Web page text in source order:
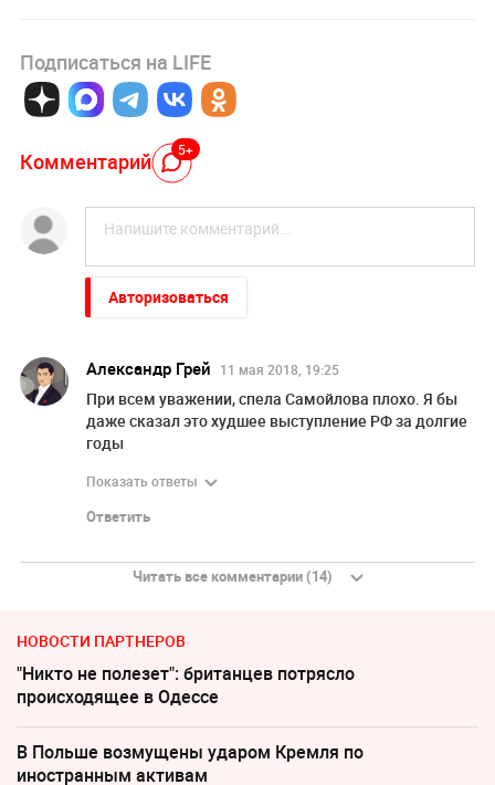
Подписаться на LIFE
Комментарий 5+
Авторизоваться
Александр Грей 11 мая 2018, 19:25
При всем уважении, спела Самойлова плохо. Я бы
даже сказал это худшее выступление РФ за долгие
годы
Показать ответы
Ответить
Читать все комментарии (14)
НОВОСТИ ПАРТНЕРОВ
"Никто не полезет": британцев потрясло
происходящее в Одессе
В Польше возмущены ударом Кремля по
иностранным активам